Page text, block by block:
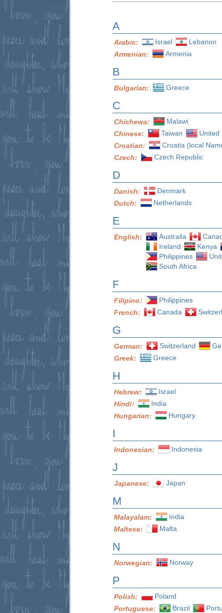
A
Arabic: Israel
Lebanon
Armenian:
Armenia
B
Bulgarian: Greece
C
Chichewa:
Malawi
Chinese:
Taiwan
United
Croatian:
Croatia (local
Czech:
Czech Republic
D
Danish:
Denmark
Dutch:
Netherlands
E
English: Australia
Ireland
Kenya
Philippines
South Africa
F
Filipino:
Philippines
French:
Canada
G
German: Switzerland
Greek:
Greece
H
Hebrew:
Israel
Hindi:
India
Hungarian:
Hungary
I
Indonesian: Indonesia
J
Japanese: Japan
M
Malayalam:
India
Maltese:
Malta
N
Norwegian: Norway
P
Polish:
Poland
Portuguese:
Brazil